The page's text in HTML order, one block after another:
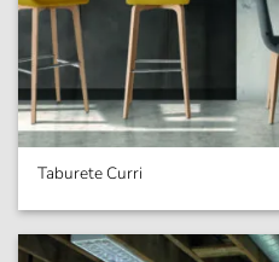
Taburete Curri